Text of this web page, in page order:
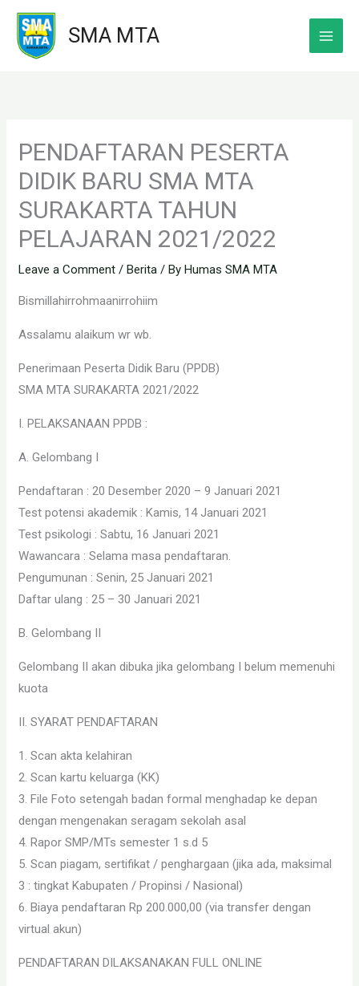
Skip
content
SMA MTA
PENDAFTARAN PESERTA
DIDIK BARU SMA MTA
SURAKARTA TAHUN
PELAJARAN 2021/2022
Leave a Comment /Berita / ByHumas SMA MTA
Bismillahirrohmaanirrohiim
Assalamu alaikum wr wb.
Penerimaan Peserta Didik Baru (PPDB)
SMA MTA SURAKARTA 2021/2022
I. PELAKSANAAN PPDB :
A. Gelombang I
Pendaftaran : 20 Desember 2020 – 9 Januari 2021
Test potensi akademik : Kamis, 14 Januari 2021
Test psikologi : Sabtu, 16 Januari 2021
Wawancara : Selama masa pendaftaran.
Pengumunan : Senin, 25 Januari 2021
Daftar ulang : 25 – 30 Januari 2021
B. Gelombang II
Gelombang II akan dibuka jika gelombang I belum memenuhi
kuota
II. SYARAT PENDAFTARAN
1. Scan akta kelahiran
2. Scan kartu keluarga (KK)
3. File Foto setengah badan formal menghadap ke depan
dengan mengenakan seragam sekolah asal
4. Rapor SMP/MTs semester 1 s.d 5
5. Scan piagam, sertifikat / penghargaan (jika ada, maksimal
3 : tingkat Kabupaten / Propinsi / Nasional)
6. Biaya pendaftaran Rp 200.000,00 (via transfer dengan
virtual akun)
PENDAFTARAN DILAKSANAKAN FULL ONLINE